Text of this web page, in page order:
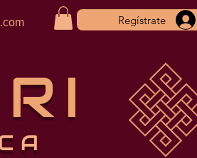
Regístrate